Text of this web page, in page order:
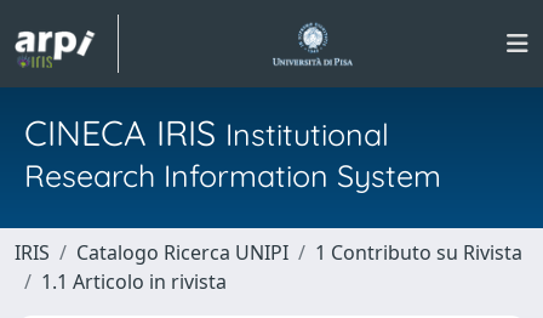
CINECA IRIS Institutional
Research Information System
IRIS Catalogo Ricerca UNIPI
1 Contributo su Rivista
1.1 Articolo in rivista